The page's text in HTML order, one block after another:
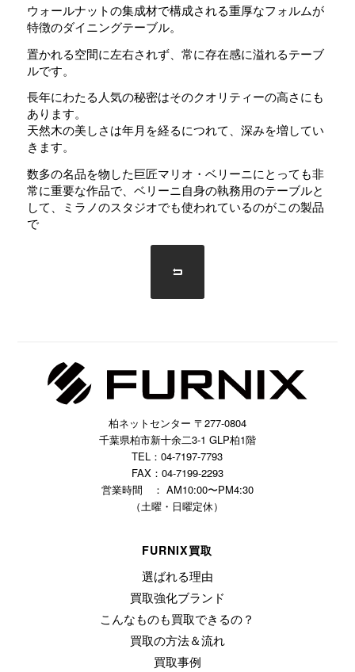
ウォールナットの集成材で構成される重厚なフォルムが
特徴のダイニングテーブル。
置かれる空間に左右されず、常に存在感に溢れるテーブ
ルです。
長年にわたる人気の秘密はそのクオリティーの高さにも
あります。
天然木の美しさは年月を経るにつれて、深みを増してい
きます。
数多の名品を物した巨匠マリオ・ベリーニにとっても非
常に重要な作品で、ベリーニ自身の執務用のテーブルと
して、ミラノのスタジオでも使われているのがこの製品
で
柏ネットセンター 〒277-0804
千葉県柏市新十余二3-1 GLP柏1階
TEL：04-7197-7793
FAX：04-7199-2293
営業時間 ： AM10:00〜PM4:30
（土曜・日曜定休）
FURNIX買取
選ばれる理由
買取強化ブランド
こんなものも買取できるの？
買取の方法＆流れ
買取事例